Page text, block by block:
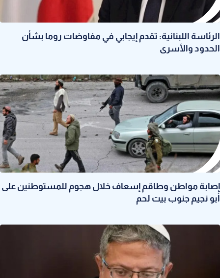
الرئاسة اللبنانية: تقدم إيجابي في مفاوضات روما بشأن
الحدود والأسرى
إصابة مواطن وطاقم إسعاف خلال هجوم للمستوطنين على
أبو نجيم جنوب بيت لحم